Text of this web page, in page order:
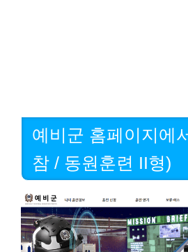
예비군 홈페이지에
참 / 동원훈련 II형)